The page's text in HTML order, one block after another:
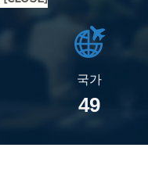
국가
49